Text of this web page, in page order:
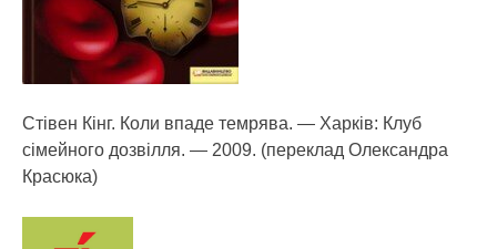
Стівен Кінг. Коли впаде темрява. — Харків: Клуб
сімейного дозвілля. — 2009. (переклад Олександра
Красюка)